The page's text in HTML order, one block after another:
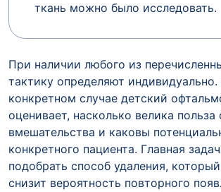
ткань можно было исследовать.
При наличии любого из
тактику определяют
конкретном случае детский
оценивает, насколько велика польза
вмешательства и каковы
конкретного пациента. Главная
подобрать способ удаления,
снизит вероятность повторного